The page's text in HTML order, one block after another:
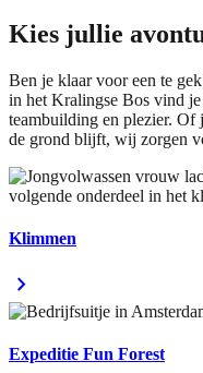
Kies jullie
Ben je klaar voor een te
in het Kralingse Bos vind
teambuilding en plezier. Of
de grond blijft, wij zorgen
Klimmen
chevron_right
Expeditie Fun Forest